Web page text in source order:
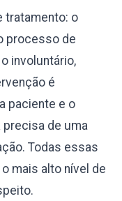
tratamento: o
processo de
involuntário,
é
paciente e o
precisa de uma
Todas essas
mais alto nível de